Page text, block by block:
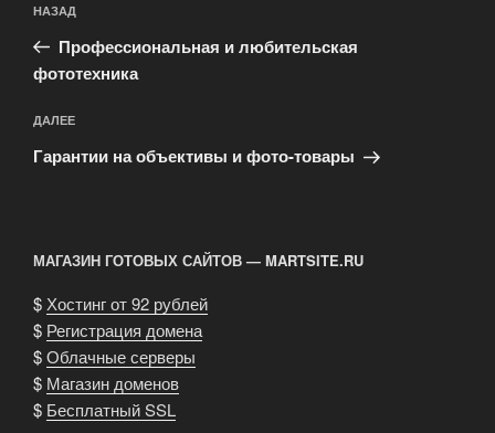
по
записям
Предыдущая
запись:
НАЗАД
Профессиональная и любительская
фототехника
Следующая
запись
ДАЛЕЕ
Гарантии на объективы и фото-товары
МАГАЗИН ГОТОВЫХ САЙТОВ — MARTSITE.RU
$ Хостинг от 92 рублей
$ Регистрация домена
$Облачные серверы
$ Магазин доменов
$ Бесплатный SSL